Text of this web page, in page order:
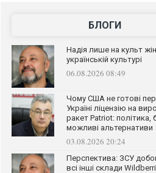
БЛОГИ
Надія лише на культ
українській культурі
06.08.2026 08:49
Чому США не готові
Україні ліцензію на
ракет Patriot: політика,
можливі альтернативи
03.08.2026 20:24
Перспектива: ЗСУ
всі інші склади